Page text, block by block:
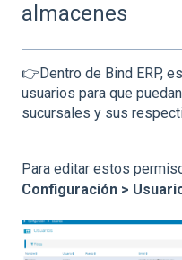
almacenes
👉Dentro de Bind ERP,
usuarios para que
sucursales y sus
Para editar estos
Configuración >